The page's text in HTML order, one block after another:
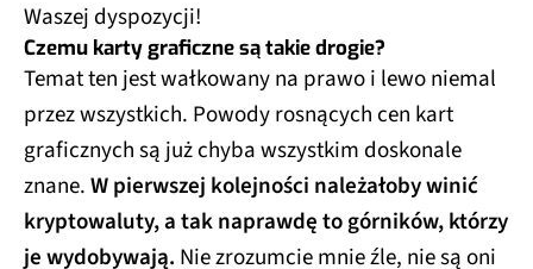
Waszej dyspozycji!
Czemu karty graficzne są takie drogie?
Temat ten jest wałkowany na prawo i lewo niemal
przez wszystkich. Powody rosnących cen kart
graficznych są już chyba wszystkim doskonale
znane.W pierwszej kolejności należałoby winić
kryptowaluty, a tak naprawdę to górników, którzy
je wydobywają. Nie zrozumcie mnie źle, nie są oni